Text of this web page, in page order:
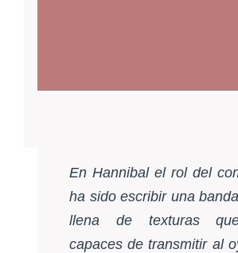
En Hannibal el rol del
ha sido escribir una
llena de textu­ras
capaces de transmitir al